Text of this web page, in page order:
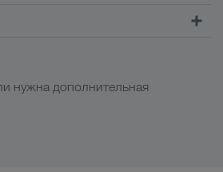
WALTER
нужна дополнительная